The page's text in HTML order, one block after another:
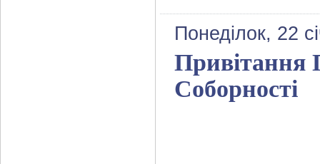
Понеділок, 22
Привітання
Соборності